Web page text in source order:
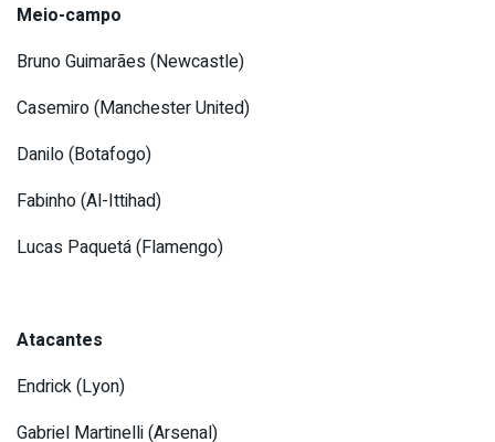
Meio-campo
Bruno Guimarães (Newcastle)
Casemiro (Manchester United)
Danilo (Botafogo)
Fabinho (Al-Ittihad)
Lucas Paquetá (Flamengo)
Atacantes
Endrick (Lyon)
Gabriel Martinelli (Arsenal)